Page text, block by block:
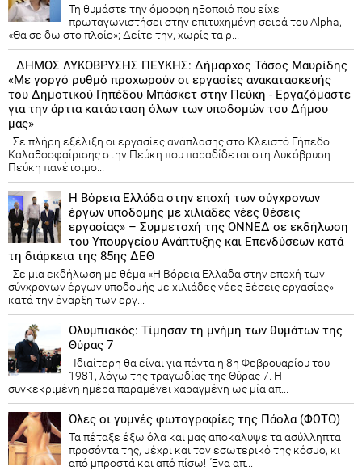
Τη θυμάστε την όμορφη ηθοποιό που είχε
πρωταγωνιστήσει στην επιτυχημένη σειρά του Alpha,
«Θα σε δω στο πλοίο»; Δείτε την, χωρίς τα ρ...
ΔΗΜΟΣ ΛΥΚΟΒΡΥΣΗΣ ΠΕΥΚΗΣ: Δήμαρχος Τάσος Μαυρίδης
«Με γοργό ρυθμό προχωρούν οι εργασίες ανακατασκευής
του Δημοτικού Γηπέδου Μπάσκετ στην Πεύκη - Εργαζόμαστε
για την άρτια κατάσταση όλων των υποδομών του Δήμου
μας»
Σε πλήρη εξέλιξη οι εργασίες ανάπλασης στο Κλειστό Γήπεδο
Καλαθοσφαίρισης στην Πεύκη που παραδίδεται στη Λυκόβρυση
Πεύκη πανέτοιμο...
Η Βόρεια Ελλάδα στην εποχή των σύγχρονων
έργων υποδομής με χιλιάδες νέες θέσεις
εργασίας» – Συμμετοχή της ΟΝΝΕΔ σε εκδήλωση
του Υπουργείου Ανάπτυξης και Επενδύσεων κατά
τη διάρκεια της 85ης ΔΕΘ
Σε μια εκδήλωση με θέμα «Η Βόρεια Ελλάδα στην εποχή των
σύγχρονων έργων υποδομής με χιλιάδες νέες θέσεις εργασίας»
κατά την έναρξη των εργ...
Ολυμπιακός: Τίμησαν τη μνήμη των θυμάτων της
Θύρας 7
Ιδιαίτερη θα είναι για πάντα η 8η Φεβρουαρίου του
1981, λόγω της τραγωδίας της Θύρας 7. Η
συγκεκριμένη ημέρα παραμένει χαραγμένη ως μία απ...
Όλες οι γυμνές φωτογραφίες της Πάολα (ΦΩΤΟ)
Τα πέταξε έξω όλα και μας αποκάλυψε τα ασύλληπτα
προσόντα της, μέχρι και τον εσωτερικό της κόσμο, κι
από μπροστά και από πίσω! Ένα απ...